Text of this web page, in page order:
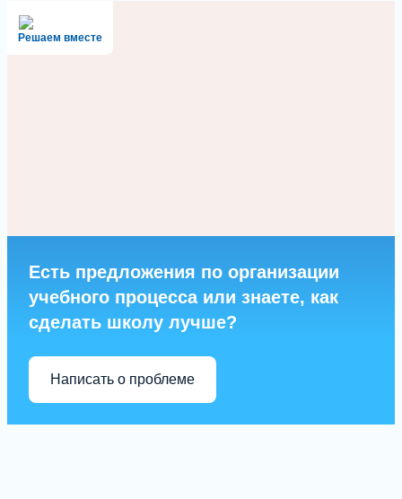
Решаем вместе
Есть предложения по организации
учебного процесса или знаете, как
сделать школу лучше?
Написать о проблеме